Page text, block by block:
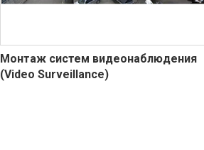
Монтаж систем видеонаблюдения
(Video Surveillance)